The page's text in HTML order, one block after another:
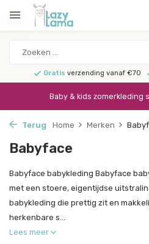
Gratis verzending vanaf €70
Baby & kids zomerkleding
Terug Home Merken
Babyface
Babyface babykleding Babyface
met een stoere, eigentijdse
babykleding die prettig zit en
herkenbare s...
Lees meer